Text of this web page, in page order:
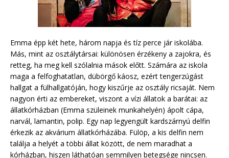
Emma épp két hete, három napja és tíz perce jár iskolába.
Más, mint az osztálytársai: különösen érzékeny a zajokra, és
retteg, ha meg kell szólalnia mások előtt. Számára az iskola
maga a felfoghatatlan, dübörgő káosz, ezért tengerzúgást
hallgat a fülhallgatóján, hogy kiszűrje az osztály ricsaját. Nem
nagyon érti az embereket, viszont a vízi állatok a barátai: az
állatkórházban (Emma szüleinek munkahelyén) ápolt cápa,
narvál, lamantin, polip. Egy nap legyengült kardszárnyú delfin
érkezik az akvárium állatkórházába. Fülöp, a kis delfin nem
találja a helyét a többi állat között, de nem maradhat a
kórházban, hiszen láthatóan semmilyen betegsége nincsen.